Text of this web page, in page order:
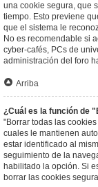
una cookie segura, que
tiempo. Esto previene
que el sistema le
No es recomendable si
cyber-cafés, PCs de
administración del foro
Arriba
¿Cuál es la función de
"Borrar todas las
cuales le mantienen
estar identificado al
seguimiento de la
habilitado la opción. Si
borrar las cookies